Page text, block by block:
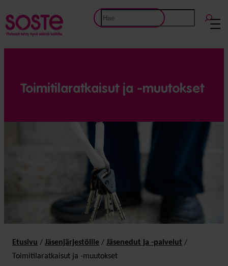
Siirry
sisältöön
Etsi
Toimitila­ratkaisut ja -muutokset
Etusivu / Jäsen­järjes­töille / Jäsen­edut ja -palvelut /
Toimitila­ratkaisut ja -muutokset